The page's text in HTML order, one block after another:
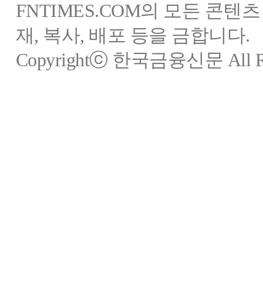
FNTIMES.COM의 모든 콘텐
재, 복사, 배포 등을 금합니다.
Copyrightⓒ 한국금융신문 All